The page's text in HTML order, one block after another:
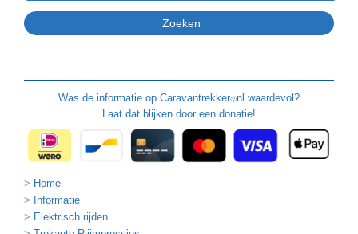
Was de informatie op Caravantrekker🙂nl waardevol?
Laat dat blijken door een donatie!
Home
Informatie
Elektrisch rijden